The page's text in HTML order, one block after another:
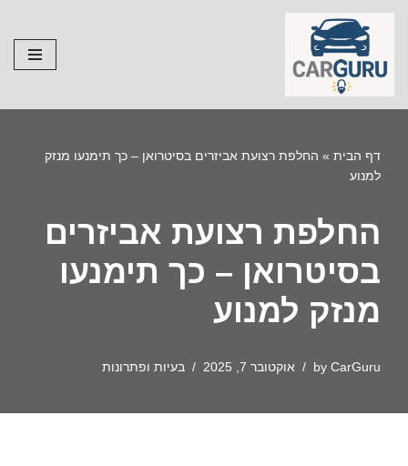
Skip
to
content
דף הבית » החלפת רצועת אביזרים בסיטרואן – כך תימנעו מנזק
למנוע
החלפת רצועת אביזרים
בסיטרואן – כך תימנעו
מנזק למנוע
by CarGuru אוקטובר 7, 2025 בעיות ופתרונות